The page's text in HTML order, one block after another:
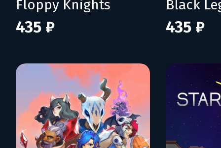
Floppy Knights
435 ₽
Black
435 ₽